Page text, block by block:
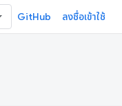
GitHub ลงชื่อเข้าใช้